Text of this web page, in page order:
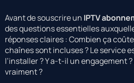
Avant de souscrire un IPTV
des questions essentielles
réponses claires : Combien ça
chaînes sont incluses ? Le service
l’installer ? Y a-t-il un engagement
vraiment ?